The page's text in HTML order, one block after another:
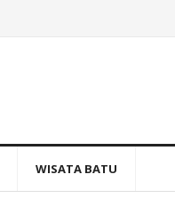
WISATA BATU